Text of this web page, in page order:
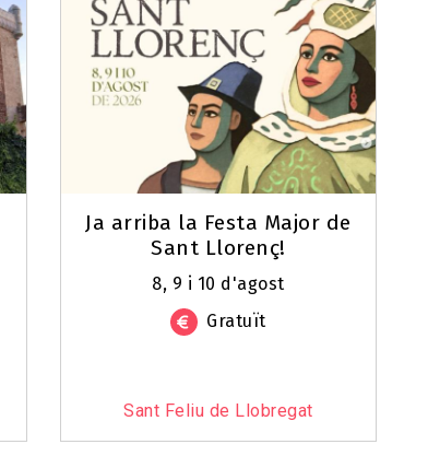
Ja arriba la Festa Major de
Sant Llorenç!
8, 9 i 10 d'agost
Gratuït
Sant Feliu de Llobregat